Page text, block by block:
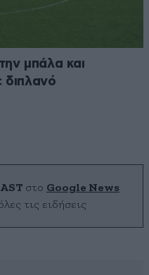
μπάλα και
στο Google News
τις ειδήσεις